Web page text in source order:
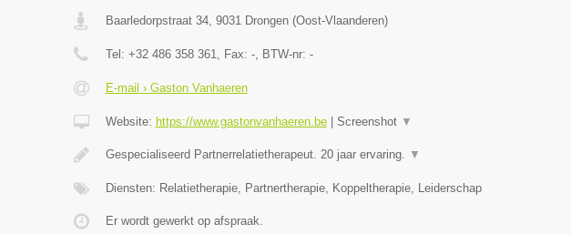
Baarledorpstraat 34, 9031 Drongen(Oost-Vlaanderen)
Tel: +32 486 358 361, Fax: -, BTW-nr: -
E-mail › Gaston Vanhaeren
Website: https://www.gastonvanhaeren.be| Screenshot ▼
Gespecialiseerd Partnerrelatietherapeut. 20 jaar ervaring. ▼
Diensten: Relatietherapie, Partnertherapie, Koppeltherapie, Leiderschap
Er wordt gewerkt op afspraak.